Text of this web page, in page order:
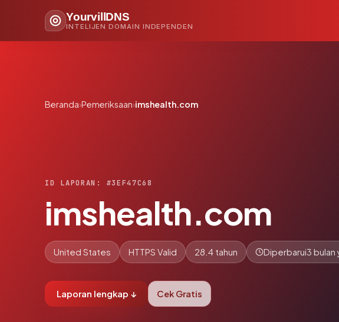
YourvillDNS
INTELIJEN DOMAIN INDEPENDEN
Beranda›Pemeriksaan›imshealth.com
ID LAPORAN: #3EF47C68
imshealth.com
United States HTTPS Valid 28.4 tahun Diperbarui3 bulan
Laporan lengkap ↓ Cek Gratis